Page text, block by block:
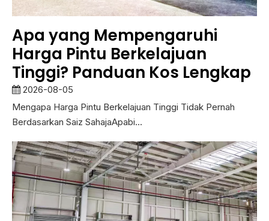
Apa yang Mempengaruhi
Harga Pintu Berkelajuan
Tinggi? Panduan Kos Lengkap
2026-08-05
Mengapa Harga Pintu Berkelajuan Tinggi Tidak Pernah
Berdasarkan Saiz SahajaApabi...